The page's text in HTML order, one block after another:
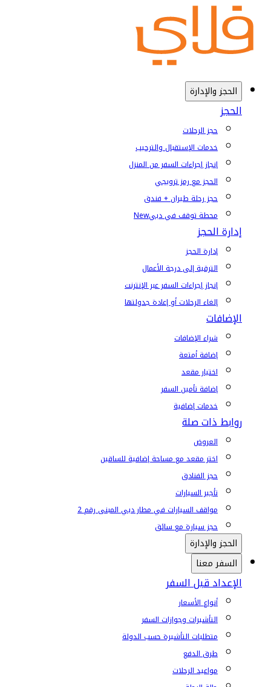
الحجز والإدارة
الحجز
حجز الرحلات
خدمات الإستقبال والترحيب
إنجاز إجراءات السفر من المنزل
الحجز مع رمز ترويجي
حجز رحلة طيران + فندق
محطة توقف في دبيNew
إدارة الحجز
إدارة الحجز
الترقية إلى درجة الأعمال
إنجاز إجراءات السفر عبر الإنترنت
إلغاء الرحلات أو إعادة جدولتها
الإضافات
شراء الإضافات
إضافة أمتعة
اختيار مقعد
إضافة تأمين السفر
خدمات إضافية
روابط ذات صلة
العروض
اختر مقعد مع مساحة إضافية للساقين
حجز الفنادق
تأجير السيارات
مواقف السيارات في مطار دبي المبنى رقم 2
حجز سيارة مع سائق
الحجز والإدارة
السفر معنا
الإعداد قبل السفر
أنواع الأسعار
التأشيرات وجوازات السفر
متطلبات التأشيرة حسب الدولة
طرق الدفع
مواعيد الرحلات